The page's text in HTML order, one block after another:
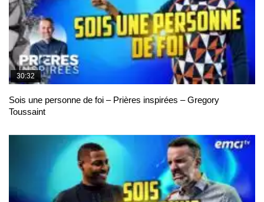
30:32
Sois une personne de foi – Prières inspirées – Gregory
Toussaint